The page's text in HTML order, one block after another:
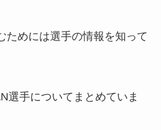
ためには選手の情報を知って
選手についてまとめていま